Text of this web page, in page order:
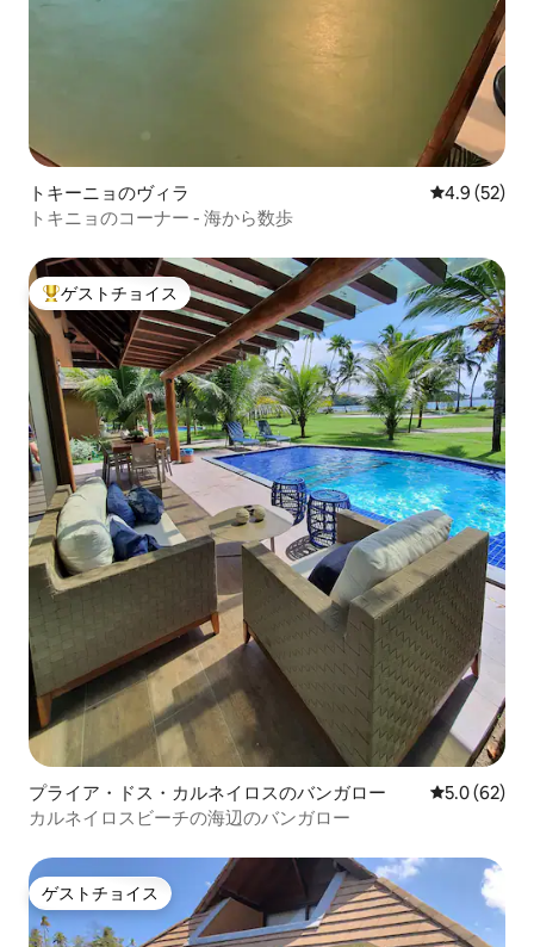
トキーニョのヴィラ レビュー52
4.9 (52)
トキニョのコーナー - 海から数歩
大好評のゲストチョイスです。
ゲストチョイス
プライア・ドス・カルネイロスのバンガロー レビュー62
5.0 (62)
カルネイロスビーチの海辺のバンガロー
ゲストチョイス
ゲストチョイス